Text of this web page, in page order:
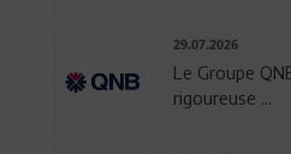
29.07.2026
Le Groupe
rigoureuse ...